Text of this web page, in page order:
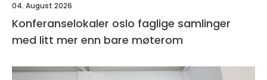
04. August 2026
Konferanselokaler oslo faglige samlinger
med litt mer enn bare møterom